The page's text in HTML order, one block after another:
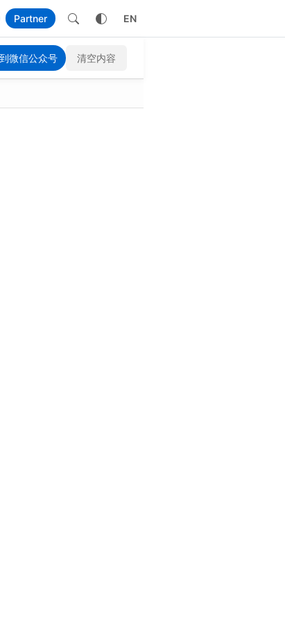
Partner EN
微信公众号 清空内容